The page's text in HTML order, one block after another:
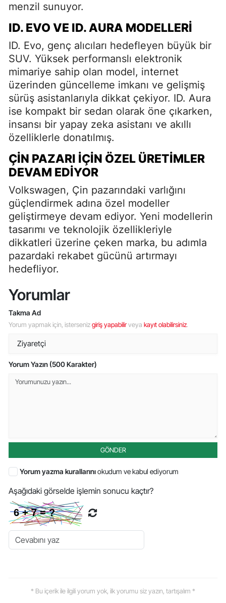
menzil sunuyor.
ID. EVO VE ID. AURA MODELLERI
ID. Evo, genç alıcıları hedefleyen büyük bir
SUV. Yüksek performanslı elektronik
mimariye sahip olan model, internet
üzerinden güncelleme imkanı ve gelişmiş
sürüş asistanlarıyla dikkat çekiyor. ID. Aura
ise kompakt bir sedan olarak öne çıkarken,
insansı bir yapay zeka asistanı ve akıllı
özelliklerle donatılmış.
ÇIN PAZARI İÇIN ÖZEL ÜRETIMLER
DEVAM EDIYOR
Volkswagen, Çin pazarındaki varlığını
güçlendirmek adına özel modeller
geliştirmeye devam ediyor. Yeni modellerin
tasarımı ve teknolojik özellikleriyle
dikkatleri üzerine çeken marka, bu adımla
pazardaki rekabet gücünü artırmayı
hedefliyor.
Yorumlar
Takma Ad
Yorum yapmak için, istersenizgiriş yapabilirveya kayıt olabilirsiniz.
Yorum Yazın (500 Karakter)
GÖNDER
Yorum yazma kurallarınıokudum ve kabul ediyorum
Aşağıdaki görselde işlemin sonucu kaçtır?
* Bu içerik ile ilgili yorum yok, ilk yorumu siz yazın, tartışalım *